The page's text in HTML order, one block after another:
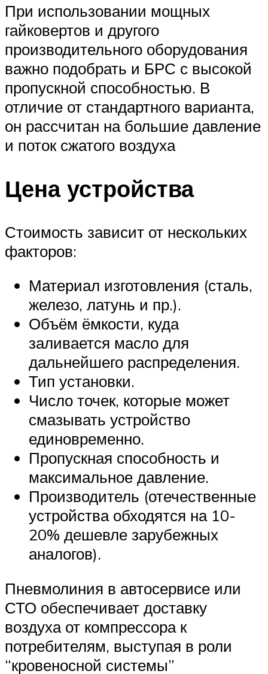
При использовании мощных
гайковертов и другого
производительного оборудования
важно подобрать и БРС с высокой
пропускной способностью. В
отличие от стандартного варианта,
он рассчитан на большие давление
и поток сжатого воздуха
Цена устройства
Стоимость зависит от нескольких
факторов:
Материал изготовления (сталь,
железо, латунь и пр.).
Объём ёмкости, куда
заливается масло для
дальнейшего распределения.
Тип установки.
Число точек, которые может
смазывать устройство
единовременно.
Пропускная способность и
максимальное давление.
Производитель (отечественные
устройства обходятся на 10-
20% дешевле зарубежных
аналогов).
Пневмолиния в автосервисе или
СТО обеспечивает доставку
воздуха от компрессора к
потребителям, выступая в роли
“кровеносной системы”